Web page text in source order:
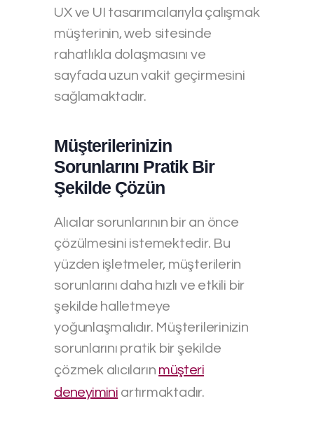
UX ve UI tasarımcılarıyla çalışmak
müşterinin, web sitesinde
rahatlıkla dolaşmasını ve
sayfada uzun vakit geçirmesini
sağlamaktadır.
Müşterilerinizin
Sorunlarını Pratik Bir
Şekilde Çözün
Alıcılar sorunlarının bir an önce
çözülmesini istemektedir. Bu
yüzden işletmeler, müşterilerin
sorunlarını daha hızlı ve etkili bir
şekilde halletmeye
yoğunlaşmalıdır. Müşterilerinizin
sorunlarını pratik bir şekilde
çözmek alıcıların müşteri
deneyimini artırmaktadır.